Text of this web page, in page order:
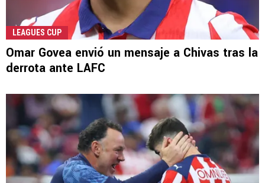
LEAGUES CUP
Omar Govea envió un mensaje a Chivas tras la
derrota ante LAFC